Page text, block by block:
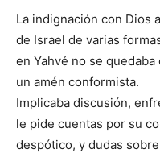
La indignación con Dios
de Israel de varias
en Yahvé no se
un amén conformista.
Implicaba discusión,
le pide cuentas por su
despótico, y dudas sobre